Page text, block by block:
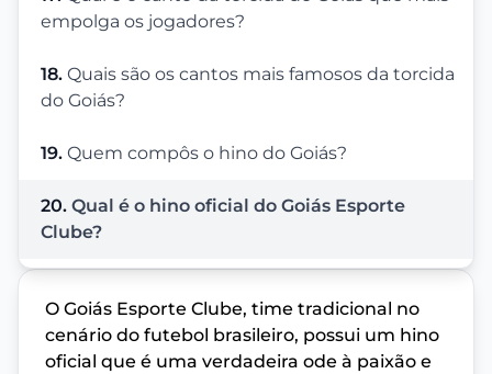
empolga os jogadores?
18. Quais são os cantos mais famosos da torcida
do Goiás?
19. Quem compôs o hino do Goiás?
20. Qual é o hino oficial do Goiás Esporte
Clube?
O Goiás Esporte Clube, time tradicional no
cenário do futebol brasileiro, possui um hino
oficial que é uma verdadeira ode à paixão e